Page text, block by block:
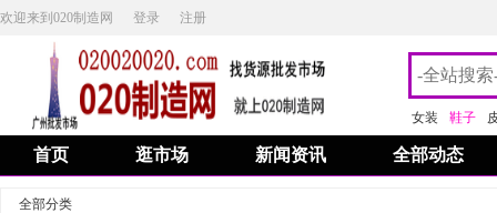
欢迎来到020制造网 登录 注册
女装 鞋子
首页 逛市场 新闻资讯 全部动态
全部分类